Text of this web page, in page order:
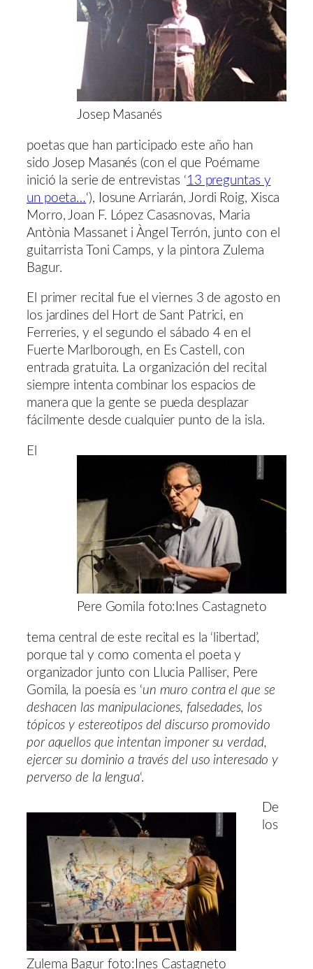
Josep Masanés
poetas que han participado este año han
sido Josep Masanés (con el que Poémame
inició la serie de entrevistas ‘13 preguntas y
un poeta…‘), Iosune Arriarán, Jordi Roig, Xisca
Morro, Joan F. López Casasnovas, Maria
Antònia Massanet i Àngel Terrón, junto con el
guitarrista Toni Camps, y la pintora Zulema
Bagur.
El primer recital fue el viernes 3 de agosto en
los jardines del Hort de Sant Patrici, en
Ferreries, y el segundo el sábado 4 en el
Fuerte Marlborough, en Es Castell, con
entrada gratuita. La organización del recital
siempre intenta combinar los espacios de
manera que la gente se pueda desplazar
fácilmente desde cualquier punto de la isla.
Pere Gomila foto:Ines Castagneto
El
tema central de este recital es la ‘libertad’,
porque tal y como comenta el poeta y
organizador junto con Llucia Palliser, Pere
Gomila, la poesía es ‘un muro contra el que se
deshacen las manipulaciones, falsedades, los
tópicos y estereotipos del discurso promovido
por aquellos que intentan imponer su verdad,
ejercer su dominio a través del uso interesado y
perverso de la lengua‘.
Zulema Bagur foto:Ines Castagneto
De
los